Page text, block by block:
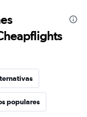
populares